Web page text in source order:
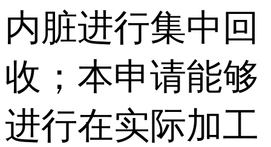
内脏进行集中回
收；本申请能够
进行在实际加工